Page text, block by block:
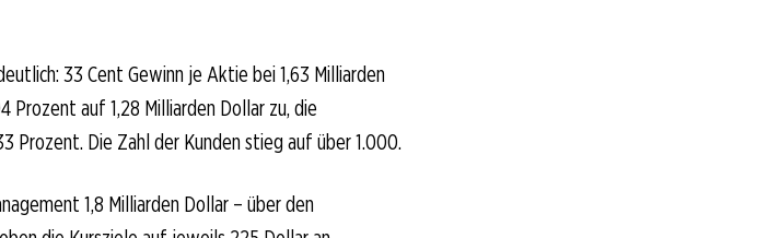
33 Cent Gewinn je Aktie bei 1,63 Milliarden
Prozent auf 1,28 Milliarden Dollar zu, die
Prozent. Die Zahl der Kunden stieg auf über 1.000.
1,8 Milliarden Dollar – über den